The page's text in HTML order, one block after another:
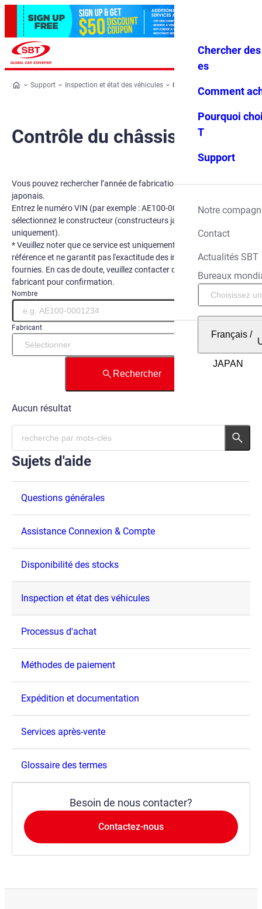
Se conne
Favoris Menu
Chercher
es
Comment
Pourquoi
T
Support
Notre
Contact
Actualités SBT
Bureaux
Français/
Support Inspection et état des véhicules Contrôle du châssis
Contrôle du châssis
Vous pouvez rechercher l’année de fabrication des véhicules
japonais.
Entrez le numéro VIN (par exemple : AE100-0001234) et
sélectionnez le constructeur (constructeurs japonais
uniquement).
* Veuillez noter que ce service est uniquement à des fins de
référence et ne garantit pas l'exactitude des informations
fournies. En cas de doute, veuillez contacter directement le
fabricant pour confirmation.
Nombre
Fabricant
Rechercher
Aucun résultat
Sujets d'aide
Questions générales
Assistance Connexion & Compte
Disponibilité des stocks
Inspection et état des véhicules
Processus d'achat
Méthodes de paiement
Expédition et documentation
Services après-vente
Glossaire des termes
Besoin de nous contacter?
Contactez-nous